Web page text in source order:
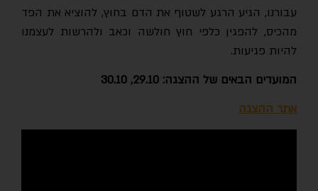
עבורנו, הגיע הרגע לשטוף את הדם בחוץ, להוציא את הפד
מהכיס, להפגין כלפי חוץ חולשה וכאב ולהרשות לעצמנו
להיות פגיעות.
המועדים הבאים של ההצגה: 29.10, 30.10
אתר ההצגה